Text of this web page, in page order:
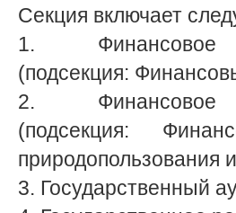
Секция включает
1.
(подсекция:
2.
(подсекция:
3. Государственный